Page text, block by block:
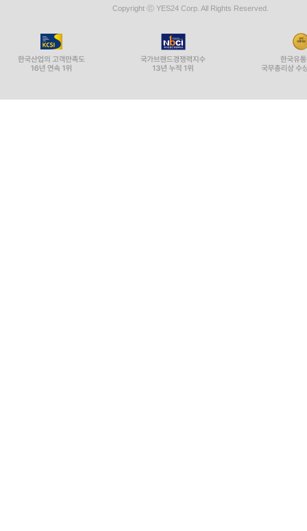
Copyright ⓒ YES24 Corp. All Rights Reserved.